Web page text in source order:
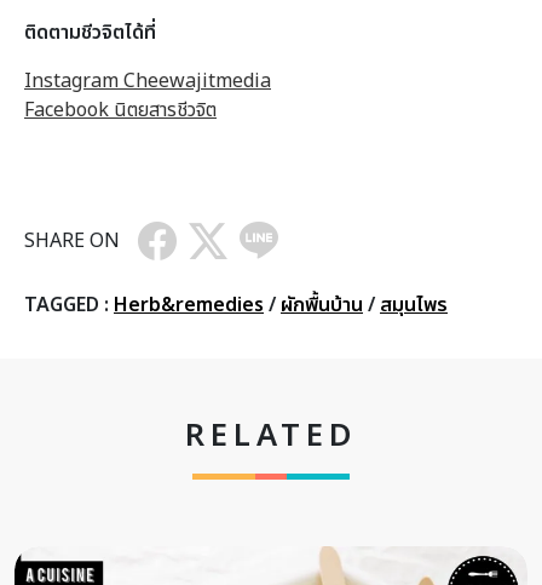
ติดตามชีวจิตได้ที่
Instagram Cheewajitmedia
Facebook นิตยสารชีวจิต
SHARE ON
TAGGED : Herb&remedies / ผักพื้นบ้าน / สมุนไพร
RELATED